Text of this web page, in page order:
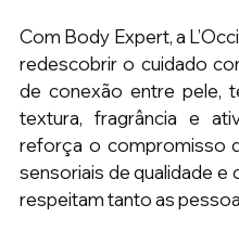
Com Body Expert, a
redescobrir o cuidado
de conexão entre pele,
textura, fragrância e
reforça o compromisso
sensoriais de qualidade e
respeitam tanto as